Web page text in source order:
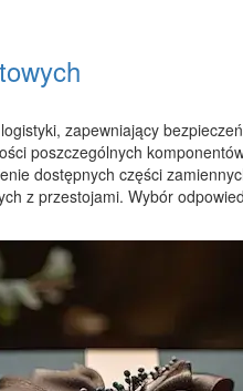
zapewniający
poszczególnych
dostępnych części
z przestojami. Wybór